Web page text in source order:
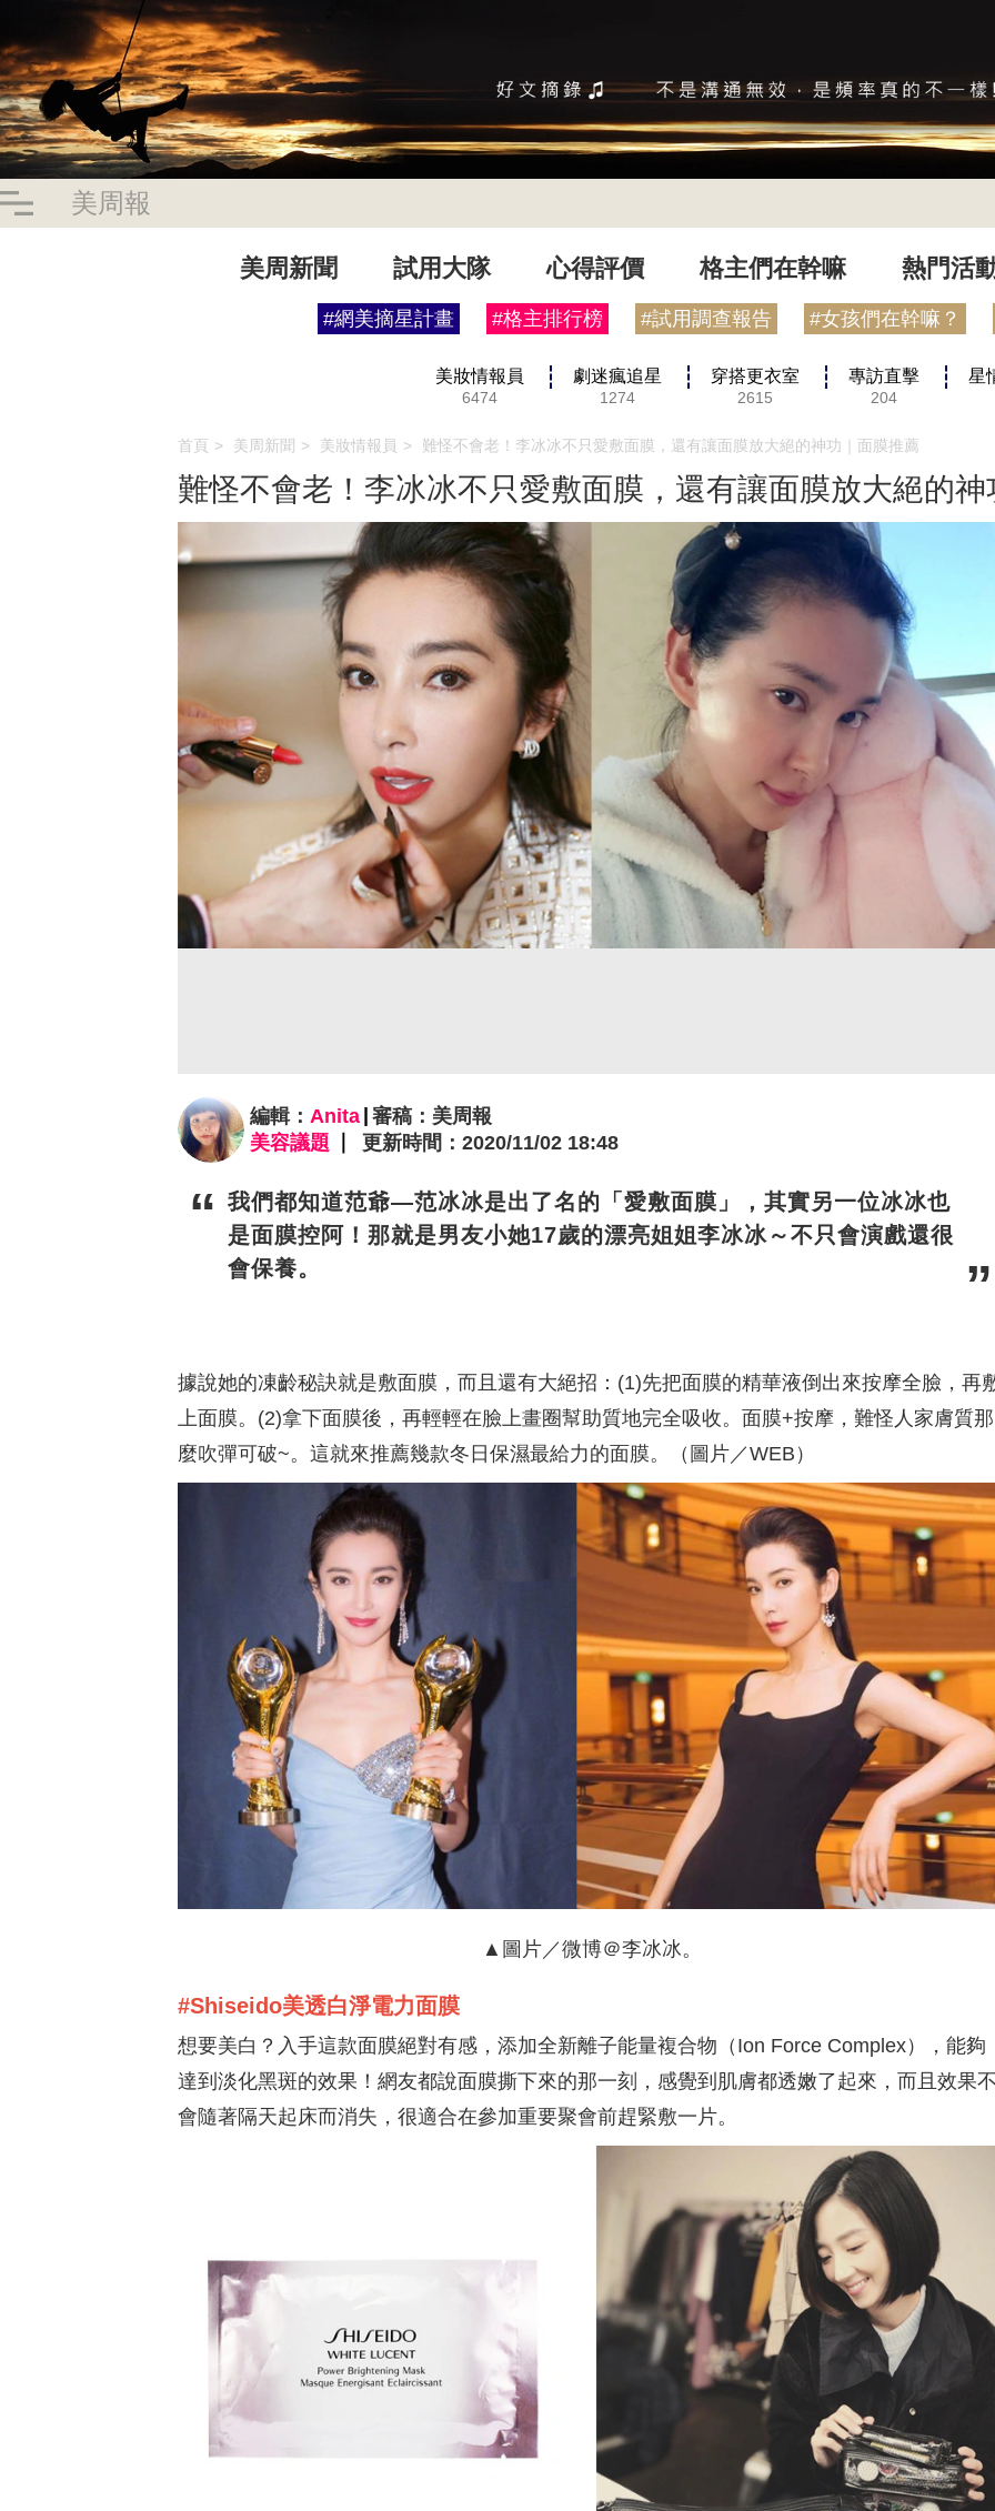
美周報
美周新聞 試用大隊 心得評價 格主們在幹嘛 熱門活
#網美摘星計畫 #格主排行榜 #試用調查報告 #女孩們在幹嘛？
美妝情報員
6474
劇迷瘋追星
1274
穿搭更衣室
2615
專訪直擊
204
星
首頁 美周新聞 美妝情報員 難怪不會老！李冰冰不只愛敷面膜，還有讓面膜放大絕的神功｜面膜推薦
難怪不會老！李冰冰不只愛敷面膜，還有讓面膜放大絕的
編輯： Anita 審稿：美周報
美容議題
更新時間：2020/11/02 18:48
我們都知道范爺—范冰冰是出了名的「愛敷面膜」，其實另一位冰冰也
是面膜控阿！那就是男友小她17歲的漂亮姐姐李冰冰～不只會演戲還很
會保養。
據說她的凍齡秘訣就是敷面膜，而且還有大絕招：(1)先把面膜的精華液倒出來按摩全臉，再
上面膜。(2)拿下面膜後，再輕輕在臉上畫圈幫助質地完全吸收。面膜+按摩，難怪人家膚質那
麼吹彈可破~。這就來推薦幾款冬日保濕最給力的面膜。（圖片／WEB）
▲圖片／微博＠李冰冰。
#Shiseido美透白淨電力面膜
想要美白？入手這款面膜絕對有感，添加全新離子能量複合物（Ion Force Complex），能夠
達到淡化黑斑的效果！網友都說面膜撕下來的那一刻，感覺到肌膚都透嫩了起來，而且效果
會隨著隔天起床而消失，很適合在參加重要聚會前趕緊敷一片。
2026抗老緊緻修護精華推薦這2
款！美周報評價團邀你一起來體
驗～逆齡關鍵從修護開
始...DR.WU、Oui Organic好用
嗎？網友心得評價如何？
試用期間：2026/04/30 - 2026/05/06
60人
想看評價
2026抗痘精華推薦這2款！告別
粉刺痘痘、養成水煮蛋肌，人氣
抗痘精華到底好不好用？怎麼
挑？《美周報》全民試用大隊邀
你搶先體驗＆實測評價！
試用期間：2026/07/27 - 2026/08/03
招募人數：120人
心得回填
飛柔洗髮精新品好用嗎？植粹
油淨澈洗髮露－3大0添加健康
然雙重植粹配方，持續48小時
油清爽、髮絲柔順，1次解決
媽媽們的油塌髮困擾！
試用期間：2026/07/23 - 2026/07/
招募人數：
心得回填
美體保養
長效保濕
穩定肌膚
滋潤乾粗
151女孩婷婷
網美創作 25-34歲 混合偏油
Cetaphil舒特膚長效潤膚乳—穩
膚金三角配方，一抹穩、潤、彈
Cetaphil舒特膚長效潤膚乳—穩膚金三
角配方，一抹穩、潤、彈長效保濕 秋
感，重點是不黏膩！！！超不喜歡擦
完產品後會有的黏膩感，但是這款不
僅能長達48小時都能有感保濕，也不
會有讓人不喜的悶黏感❤️真的超推 在
秋冬還能維持長時間的保濕感真的很
讓人吃驚！ 使用產品後摸起來粗糙的
分溫和不刺激！使用起來也讓人更安
心！特別適合秋冬乾癢、敏感肌使
用！ 重點是237ml的容量不小，可以
用超久，CP值真的超高！ 使用的方式
也很簡單！在沐浴後使用即可！均勻
塗抹後再依乾燥情況增加塗抹次數即
可❤️ 如果還在尋覓秋冬保濕產品，那
這款很推薦入手唷！
長效保濕
FanR
網美創作 25-34歲 混合偏乾
寶拉珍選 #7%依克多因保濕修護
精萃 給乾肌的藍色水外衣💧
說到保養品牌溫和又有效果 我真得是
最愛 #寶拉珍選 寶拉珍選 #7%依克多
因保濕修護精萃 給乾肌的藍色水外衣
癢、脫屑、泛紅等狀況.. 剛好接觸到這
繃乾癢! 保養時總覺得保濕力不夠..難
維持水潤整天! 這瓶精萃質地清爽輕
盈、不黏膩 延展性很好且吸收很快! 一
抹上去就有一層水潤保護膜的感覺 但
完全不厚重~後續上保養品也不打架!
有感~ 肌膚變得穩定、不再乾癢脫皮!
泛紅也明顯改善! 我連續用了幾天~真
的覺得膚況明顯提升! 一整天都維持水
潤Q彈狀態 這款連妝前用也很適合! 這
瓶會列入回購清單~ 也很推薦給和我一
樣有敏弱乾肌困擾的朋友❤️
@paulaschoice_tw
@ibeautyreport.tw #寶拉珍選 #依克
多因保濕修護精萃 #藍色水外衣 #美周
報 #美周閨蜜活動 #試用大隊 #試用好
評價認證 #寶測鑑定 #美妝試用評價
長效保濕
修護屏障
清爽吸收
LAI SHIH TING
網美創作 25-34歲 混合
寶拉珍選全新✨7%依克多因
修護精萃✨
🩵 今天要來開箱寶拉珍選全新
克多因保濕修護精萃✨主打一滴7
趕快跟著我一起來開箱吧🤩 這款
酸清掉老廢角質，再用這瓶7%依
因精萃吸收，重點這款溫和到敏感
和孕婦都能用，還添加肝醣＋角鯊
化妝也變超服貼，趕快一起來試試